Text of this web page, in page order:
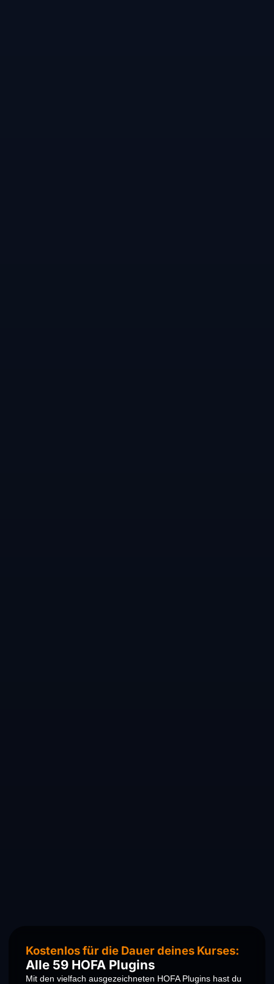
Kostenlos für die Dauer deines Kurses:
Alle 59 HOFA Plugins
Mit den vielfach ausgezeichneten HOFA Plugins hast du